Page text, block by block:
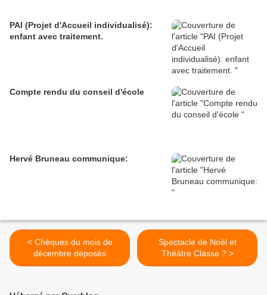
PAI (Projet d'Accueil individualisé):
enfant avec traitement.
Compte rendu du conseil d'école
Hervé Bruneau communique:
< Chèques du mois de
décembre déposés
Spectacle de Noël et
Théâtre Classe ? >